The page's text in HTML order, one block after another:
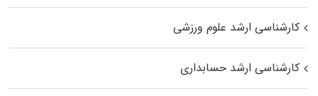
کارشناسی ارشد علوم ورزشی
کارشناسی ارشد حسابداری